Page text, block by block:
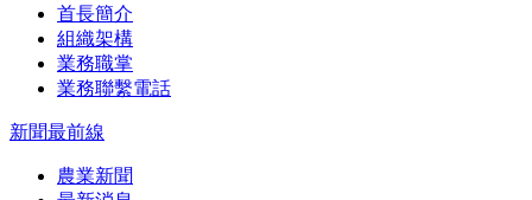
首長簡介
組織架構
業務職掌
業務聯繫電話
新聞最前線
農業新聞